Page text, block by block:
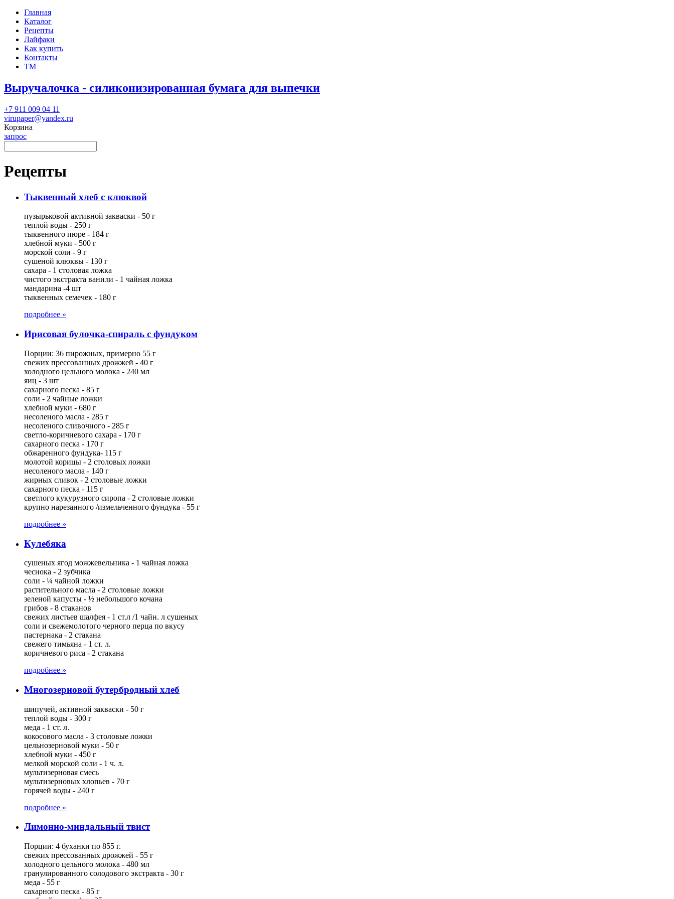
Главная
Каталог
Рецепты
Лайфаки
Как купить
Контакты
ТМ
Выручалочка - силиконизированная бумага для выпечки
+7 911 009 04 11
virupaper@yandex.ru
Корзина
запрос
Рецепты
Тыквенный хлеб с клюквой
пузырьковой активной закваски - 50 г
теплой воды - 250 г
тыквенного пюре - 184 г
хлебной муки - 500 г
морской соли - 9 г
сушеной клюквы - 130 г
сахара - 1 столовая ложка
чистого экстракта ванили - 1 чайная ложка
мандарина -4 шт
тыквенных семечек - 180 г
подробнее »
Ирисовая булочка-спираль с фундуком
Порции: 36 пирожных, примерно 55 г
свежих прессованных дрожжей - 40 г
холодного цельного молока - 240 мл
яиц - 3 шт
сахарного песка - 85 г
соли - 2 чайные ложки
хлебной муки - 680 г
несоленого масла - 285 г
несоленого сливочного - 285 г
светло-коричневого сахара - 170 г
сахарного песка - 170 г
обжаренного фундука- 115 г
молотой корицы - 2 столовых ложки
несоленого масла - 140 г
жирных сливок - 2 столовые ложки
сахарного песка - 115 г
светлого кукурузного сиропа - 2 столовые ложки
крупно нарезанного /измельченного фундука - 55 г
подробнее »
Кулебяка
сушеных ягод можжевельника - 1 чайная ложка
чеснока - 2 зубчика
соли - ¼ чайной ложки
растительного масла - 2 столовые ложки
зеленой капусты - ½ небольшого кочана
грибов - 8 стаканов
свежих листьев шалфея - 1 ст.л /1 чайн. л сушеных
соли и свежемолотого черного перца по вкусу
пастернака - 2 стакана
свежего тимьяна - 1 ст. л.
коричневого риса - 2 стакана
подробнее »
Многозерновой бутербродный хлеб
шипучей, активной закваски - 50 г
теплой воды - 300 г
меда - 1 ст. л.
кокосового масла - 3 столовые ложки
цельнозерновой муки - 50 г
хлебной муки - 450 г
мелкой морской соли - 1 ч. л.
мультизерновая смесь
мультизерновых хлопьев - 70 г
горячей воды - 240 г
подробнее »
Лимонно-миндальный твист
Порции: 4 буханки по 855 г.
свежих прессованных дрожжей - 55 г
холодного цельного молока - 480 мл
гранулированного солодового экстракта - 30 г
меда - 55 г
сахарного песка - 85 г